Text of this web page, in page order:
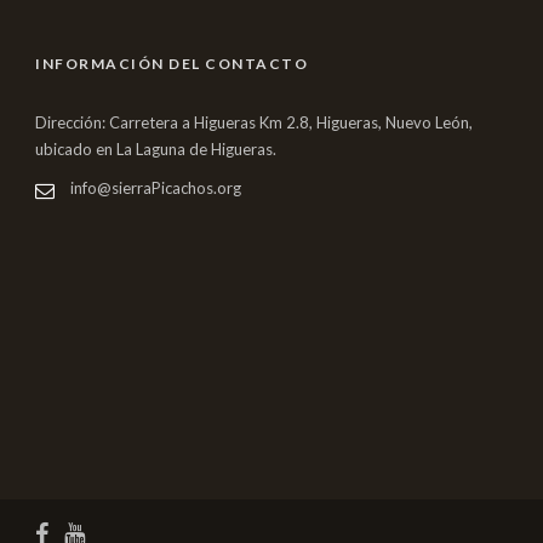
INFORMACIÓN DEL CONTACTO
Dirección: Carretera a Higueras Km 2.8, Higueras, Nuevo León,
ubicado en La Laguna de Higueras.
info@sierraPicachos.org